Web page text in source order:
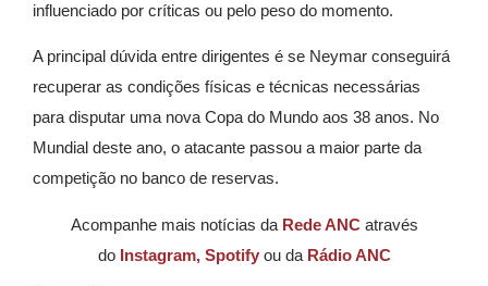
influenciado por críticas ou pelo peso do momento.
A principal dúvida entre dirigentes é se Neymar conseguirá
recuperar as condições físicas e técnicas necessárias
para disputar uma nova Copa do Mundo aos 38 anos. No
Mundial deste ano, o atacante passou a maior parte da
competição no banco de reservas.
Acompanhe mais notícias da Rede ANCatravés
do Instagram, Spotifyou da Rádio ANC